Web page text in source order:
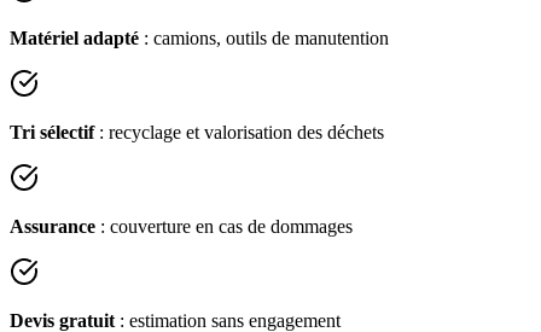
Matériel adapté : camions, outils de manutention
Tri sélectif: recyclage et valorisation des déchets
Assurance : couverture en cas de dommages
Devis gratuit : estimation sans engagement